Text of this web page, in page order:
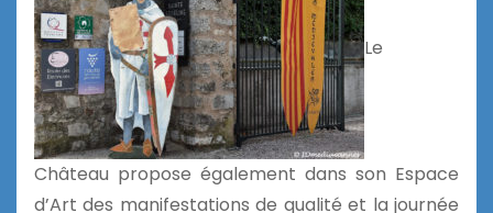
Le
Château propose également dans son Espace
d’Art des manifestations de qualité et la journée